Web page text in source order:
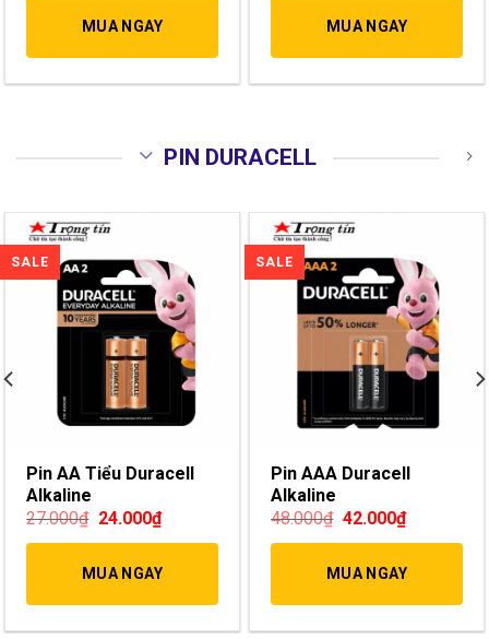
MUA NGAY MUA NGAY
PIN DURACELL
Pin AA Tiểu Duracell
Alkaline
27.000₫ 24.000₫
MUA NGAY
Pin AAA Duracell
Alkaline
48.000₫ 42.000₫
MUA NGAY